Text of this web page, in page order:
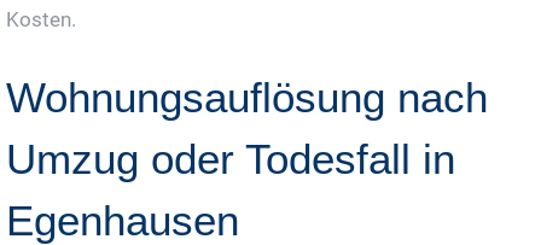
Kosten.
Wohnungsauflösung nach
Umzug oder Todesfall in
Egenhausen